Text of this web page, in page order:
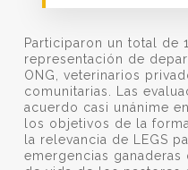
Participaron un total de
representación de
ONG, veterinarios
comunitarias. Las
acuerdo casi unánime
los objetivos de la
la relevancia de LEGS
emergencias